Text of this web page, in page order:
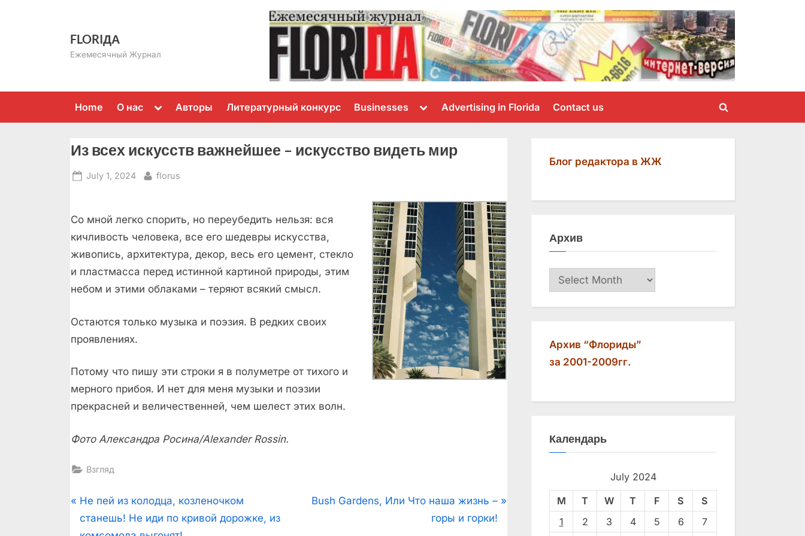
FLORIДА
Ежемесячный Журнал
Home О нас
Toggle
menu
Авторы Литературный конкурс Businesses
Toggle
menu
Advertising in Florida Contact us
Toggle
Из всех искусств важнейшее – искусство видеть мир
Posted
July 1, 2024 By
florus
Со мной легко спорить, но переубедить нельзя: вся
кичливость человека, все его шедевры искусства,
живопись, архитектура, декор, весь его цемент, стекло
и пластмасса перед истинной картиной природы, этим
небом и этими облаками – теряют всякий смысл.
Остаются только музыка и поэзия. В редких своих
проявлениях.
Потому что пишу эти строки я в полуметре от тихого и
мерного прибоя. И нет для меня музыки и поэзии
прекрасней и величественней, чем шелест этих волн.
Фото Александра Росина/Alexander Rossin.
Взгляд
Post
navigation
P
r
Не пей из колодца, козленочком
станешь! Не иди по кривой дорожке, из
N
Bush Gardens, Или Что наша жизнь –
горы и горки!
Блог редактора в ЖЖ
Архив
Архив
Архив “Флориды”
за 2001-2009гг.
Календарь
July 2024
M T W T F S
S
1
2 3 4 5 6 7